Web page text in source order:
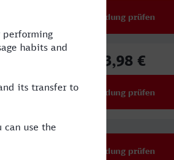
Verbindung prüfen
73,98 €
Verbindung prüfen
Verbindung prüfen